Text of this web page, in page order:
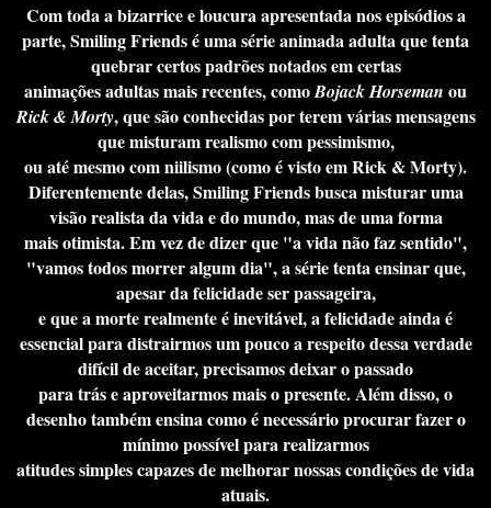
Com toda a bizarrice e loucura apresentada nos episódios a
parte, Smiling Friends é uma série animada adulta que tenta
quebrar certos padrões notados em certas
animações adultas mais recentes, comoBojack Horseman ou
Rick & Morty, que são conhecidas por terem várias mensagens
que misturam realismo com pessimismo,
ou até mesmo com niilismo (como é visto em Rick & Morty).
Diferentemente delas, Smiling Friends busca misturar uma
visão realista da vida e do mundo, mas de uma forma
mais otimista. Em vez de dizer que "a vida não faz sentido",
"vamos todos morrer algum dia", a série tenta ensinar que,
apesar da felicidade ser passageira,
e que a morte realmente é inevitável, a felicidade ainda é
essencial para distrairmos um pouco a respeito dessa verdade
difícil de aceitar, precisamos deixar o passado
para trás e aproveitarmos mais o presente. Além disso, o
desenho também ensina como é necessário procurar fazer o
mínimo possível para realizarmos
atitudes simples capazes de melhorar nossas condições de vida
atuais.